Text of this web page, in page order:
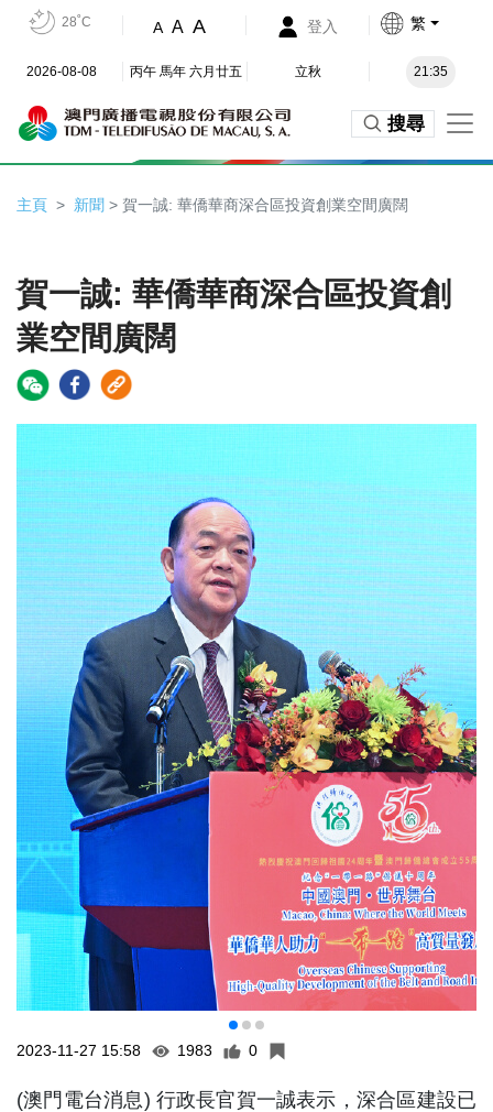
28˚C A A A 登入 繁
2026-08-08 丙午 馬年 六月廿五 立秋 21:35
搜尋
主頁 新聞 > 賀一誠: 華僑華商深合區投資創業空間廣闊
賀一誠: 華僑華商深合區投資創
業空間廣闊
2023-11-27 15:58 1983 0
(澳門電台消息) 行政長官賀一誠表示，深合區建設已